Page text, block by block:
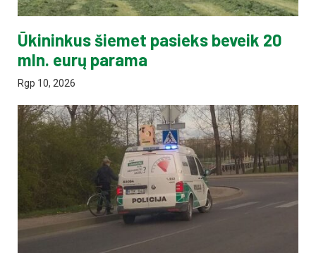
Ūkininkus šiemet pasieks beveik 20
mln. eurų parama
Rgp 10, 2026